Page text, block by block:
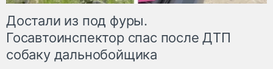
Достали из под фуры.
Госавтоинспектор спас после ДТП
собаку дальнобойщика